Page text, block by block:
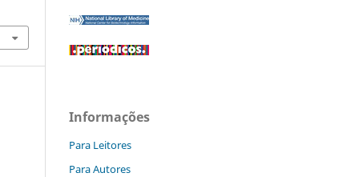
Informações
Para Leitores
Para Autores